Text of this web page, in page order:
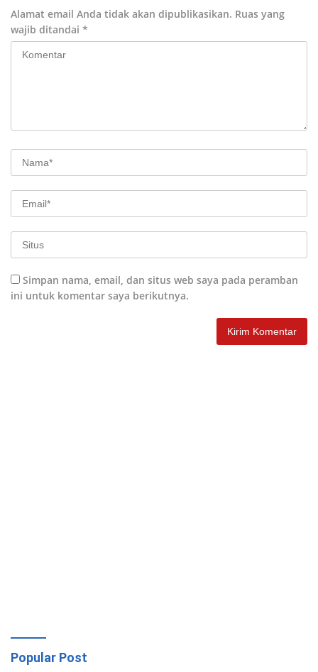
Alamat email Anda tidak akan dipublikasikan. Ruas yang
wajib ditandai *
Simpan nama, email, dan situs web saya pada peramban
ini untuk komentar saya berikutnya.
Popular Post